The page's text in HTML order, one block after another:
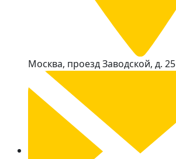
Москва, проезд Заводской, д. 25